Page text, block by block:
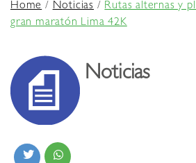
Home/Noticias /Rutas alternas y
gran maratón Lima 42K
Noticias